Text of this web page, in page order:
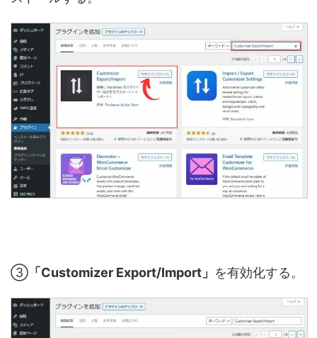
③ 「Customizer Export/Import」 を有効化する。